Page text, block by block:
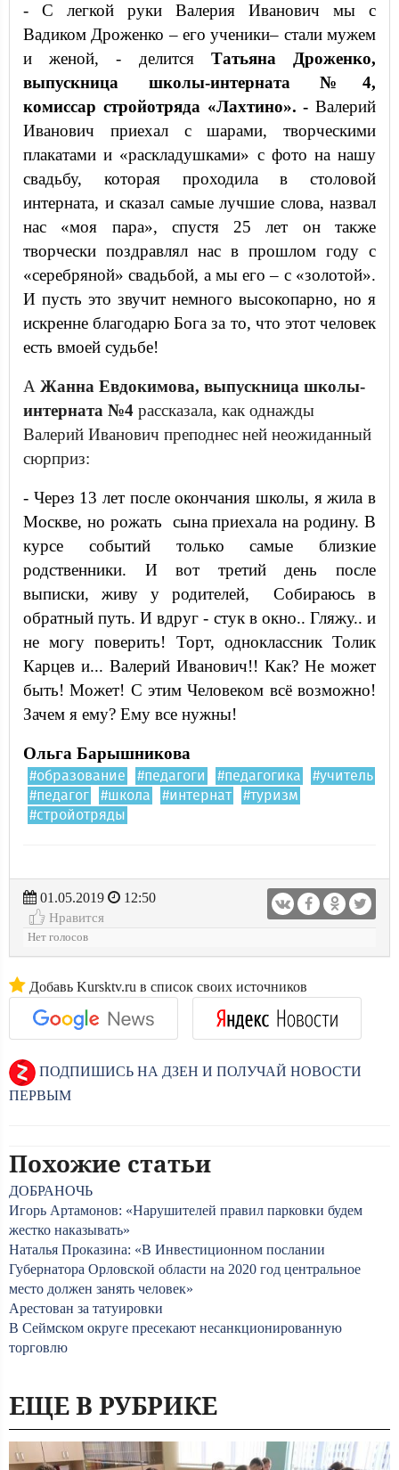
- С легкой руки Валерия Иванович мы с
Вадиком Дроженко – его ученики– стали мужем
и женой, - делится Татьяна Дроженко,
выпускница школы-интерната №4,
комиссар стройотряда «Лахтино». - Валерий
Иванович приехал с шарами, творческими
плакатами и «раскладушками» с фото на нашу
свадьбу, которая проходила в столовой
интерната, и сказал самые лучшие слова, назвал
нас «моя пара», спустя 25 лет он также
творчески поздравлял нас в прошлом году с
«серебряной» свадьбой, а мы его – с «золотой».
И пусть это звучит немного высокопарно, но я
искренне благодарю Бога за то, что этот человек
есть вмоей судьбе!
А Жанна Евдокимова, выпускница школы-
интерната №4 рассказала, как однажды
Валерий Иванович преподнес ней неожиданный
сюрприз:
- Через 13 лет после окончания школы, я жила в
Москве, но рожать сына приехала на родину. В
курсе событий только самые близкие
родственники. И вот третий день после
выписки, живу у родителей, Собираюсь в
обратный путь. И вдруг - стук в окно.. Гляжу.. и
не могу поверить! Торт, одноклассник Толик
Карцев и... Валерий Иванович!! Как? Не может
быть! Может! С этим Человеком всё возможно!
Зачем я ему? Ему все нужны!
Ольга Барышникова
#образование #педагоги #педагогика
#учитель
#педагог
#школа #интернат
#туризм
#стройотряды
01.05.2019
12:50
Нравится
Нет голосов
Добавь Kursktv.ru в список своих источников
ПОДПИШИСЬ НА ДЗЕН И ПОЛУЧАЙ НОВОСТИ
ПЕРВЫМ
Похожие статьи
ДОБРАНОЧЬ
Игорь Артамонов: «Нарушителей правил парковки будем
жестко наказывать»
Наталья Проказина: «В Инвестиционном послании
Губернатора Орловской области на 2020 год центральное
место должен занять человек»
Арестован за татуировки
В Сеймском округе пресекают несанкционированную
торговлю
ЕЩЕ В РУБРИКЕ